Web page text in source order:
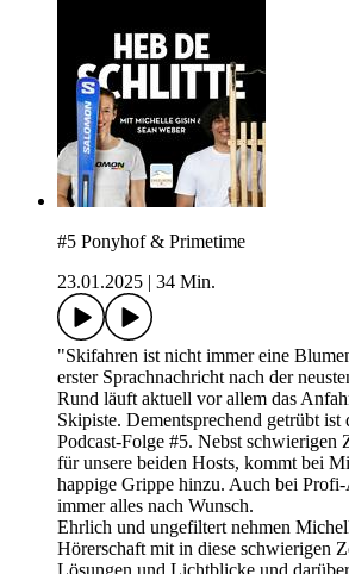
#5 Ponyhof & Primetime
23.01.2025
34 Min.
"Skifahren ist nicht immer eine
erster Sprachnachricht nach der
Rund läuft aktuell vor allem das
Skipiste. Dementsprechend getrübt
Podcast-Folge #5. Nebst schwierigen
für unsere beiden Hosts, kommt bei
happige Grippe hinzu. Auch bei
immer alles nach Wunsch.
Ehrlich und ungefiltert nehmen
Hörerschaft mit in diese schwierigen